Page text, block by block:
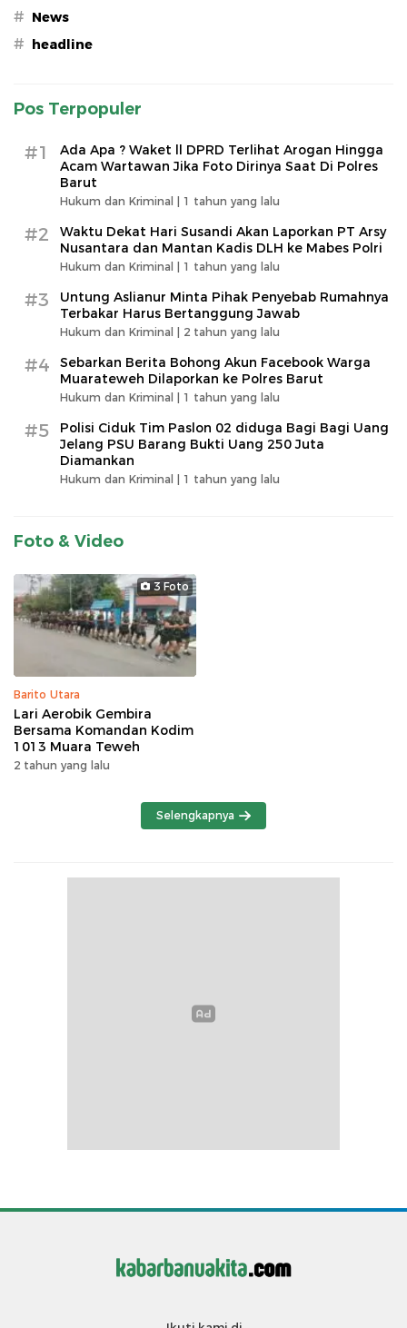
# News
# headline
Pos Terpopuler
#1
Ada Apa ? Waket ll DPRD Terlihat Arogan Hingga
Acam Wartawan Jika Foto Dirinya Saat Di Polres
Barut
Hukum dan Kriminal | 1 tahun yang lalu
#2
Waktu Dekat Hari Susandi Akan Laporkan PT Arsy
Nusantara dan Mantan Kadis DLH ke Mabes Polri
Hukum dan Kriminal | 1 tahun yang lalu
#3
Untung Aslianur Minta Pihak Penyebab Rumahnya
Terbakar Harus Bertanggung Jawab
Hukum dan Kriminal | 2 tahun yang lalu
#4
Sebarkan Berita Bohong Akun Facebook Warga
Muarateweh Dilaporkan ke Polres Barut
Hukum dan Kriminal | 1 tahun yang lalu
#5
Polisi Ciduk Tim Paslon 02 diduga Bagi Bagi Uang
Jelang PSU Barang Bukti Uang 250 Juta
Diamankan
Hukum dan Kriminal | 1 tahun yang lalu
Foto & Video
3 Foto
Barito Utara
Lari Aerobik Gembira
Bersama Komandan Kodim
1013 Muara Teweh
2 tahun yang lalu
Selengkapnya